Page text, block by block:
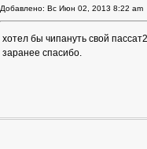
Добавлено: Вс Июн 02, 2013 8:22 am
хотел бы чипануть свой
заранее спасибо.